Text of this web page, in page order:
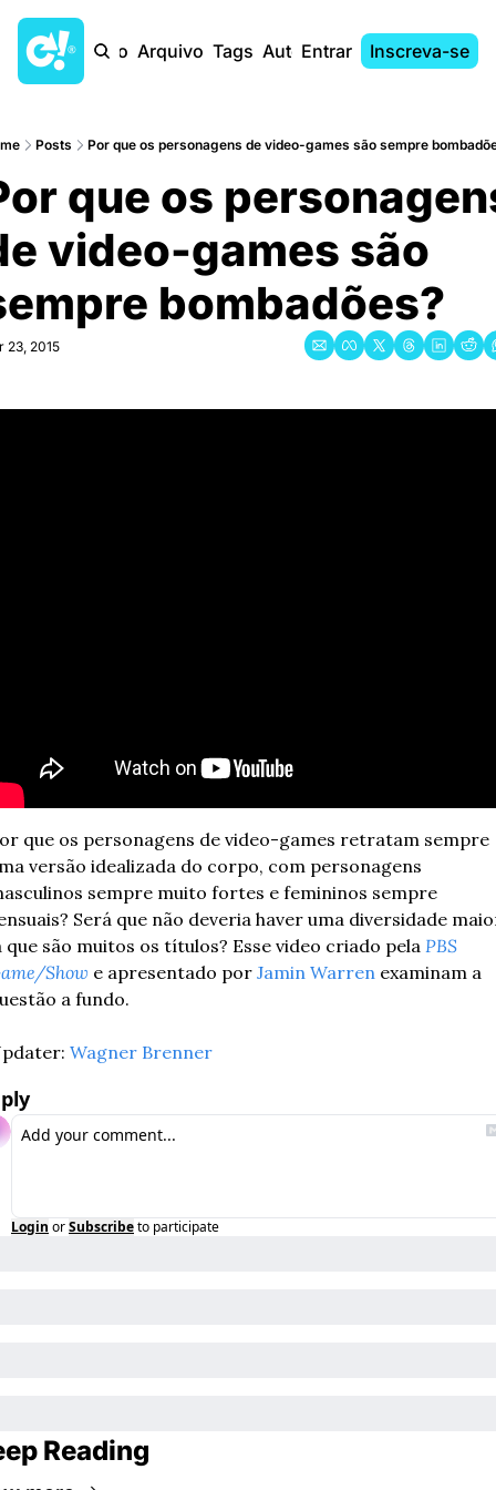
Início Arquivo Tags AutoresEntrar Inscreva-se
Posts Por que os personagens de video-games são sempre
que os
video-games são
bombadões?
23, 2015
que os personagens de video-games retratam sempre
versão idealizada do corpo, com personagens
sempre muito fortes e femininos sempre
Será que não deveria haver uma diversidade
que são muitos os títulos? Esse video criado pela PBS
Show e apresentado por Jamin Warren examinam a
a fundo.
Wagner Brenner
Login orSubscribeto participate
Reading